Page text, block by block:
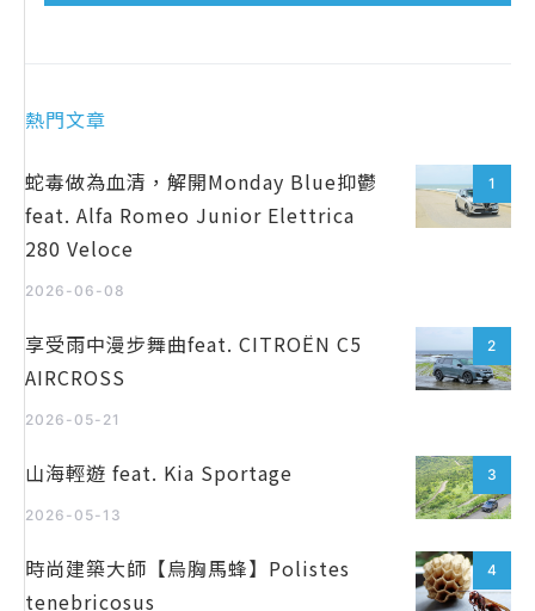
熱門文章
1
蛇毒做為血清，解開Monday Blue抑鬱
feat. Alfa Romeo Junior Elettrica
280 Veloce
2026-06-08
2
享受雨中漫步舞曲feat. CITROËN C5
AIRCROSS
2026-05-21
3
山海輕遊 feat. Kia Sportage
2026-05-13
4
時尚建築大師【烏胸馬蜂】Polistes
tenebricosus